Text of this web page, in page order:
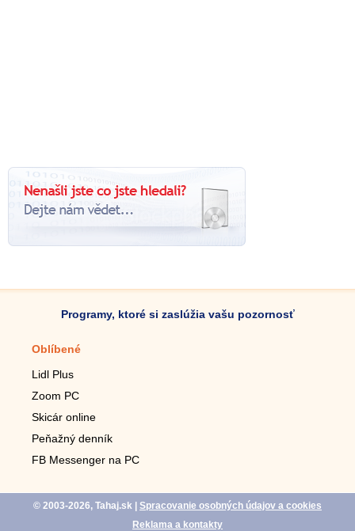
Programy, ktoré si zaslúžia vašu pozornosť
Oblíbené
Lidl Plus
Zoom PC
Skicár online
Peňažný denník
FB Messenger na PC
© 2003-2026, Tahaj.sk
Spracovanie osobných údajov a cookies
Reklama a kontakty